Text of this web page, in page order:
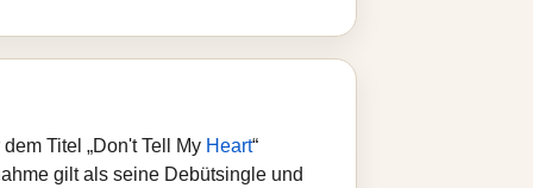
Titel „Don't Tell My Heart“
gilt als seine Debütsingle und